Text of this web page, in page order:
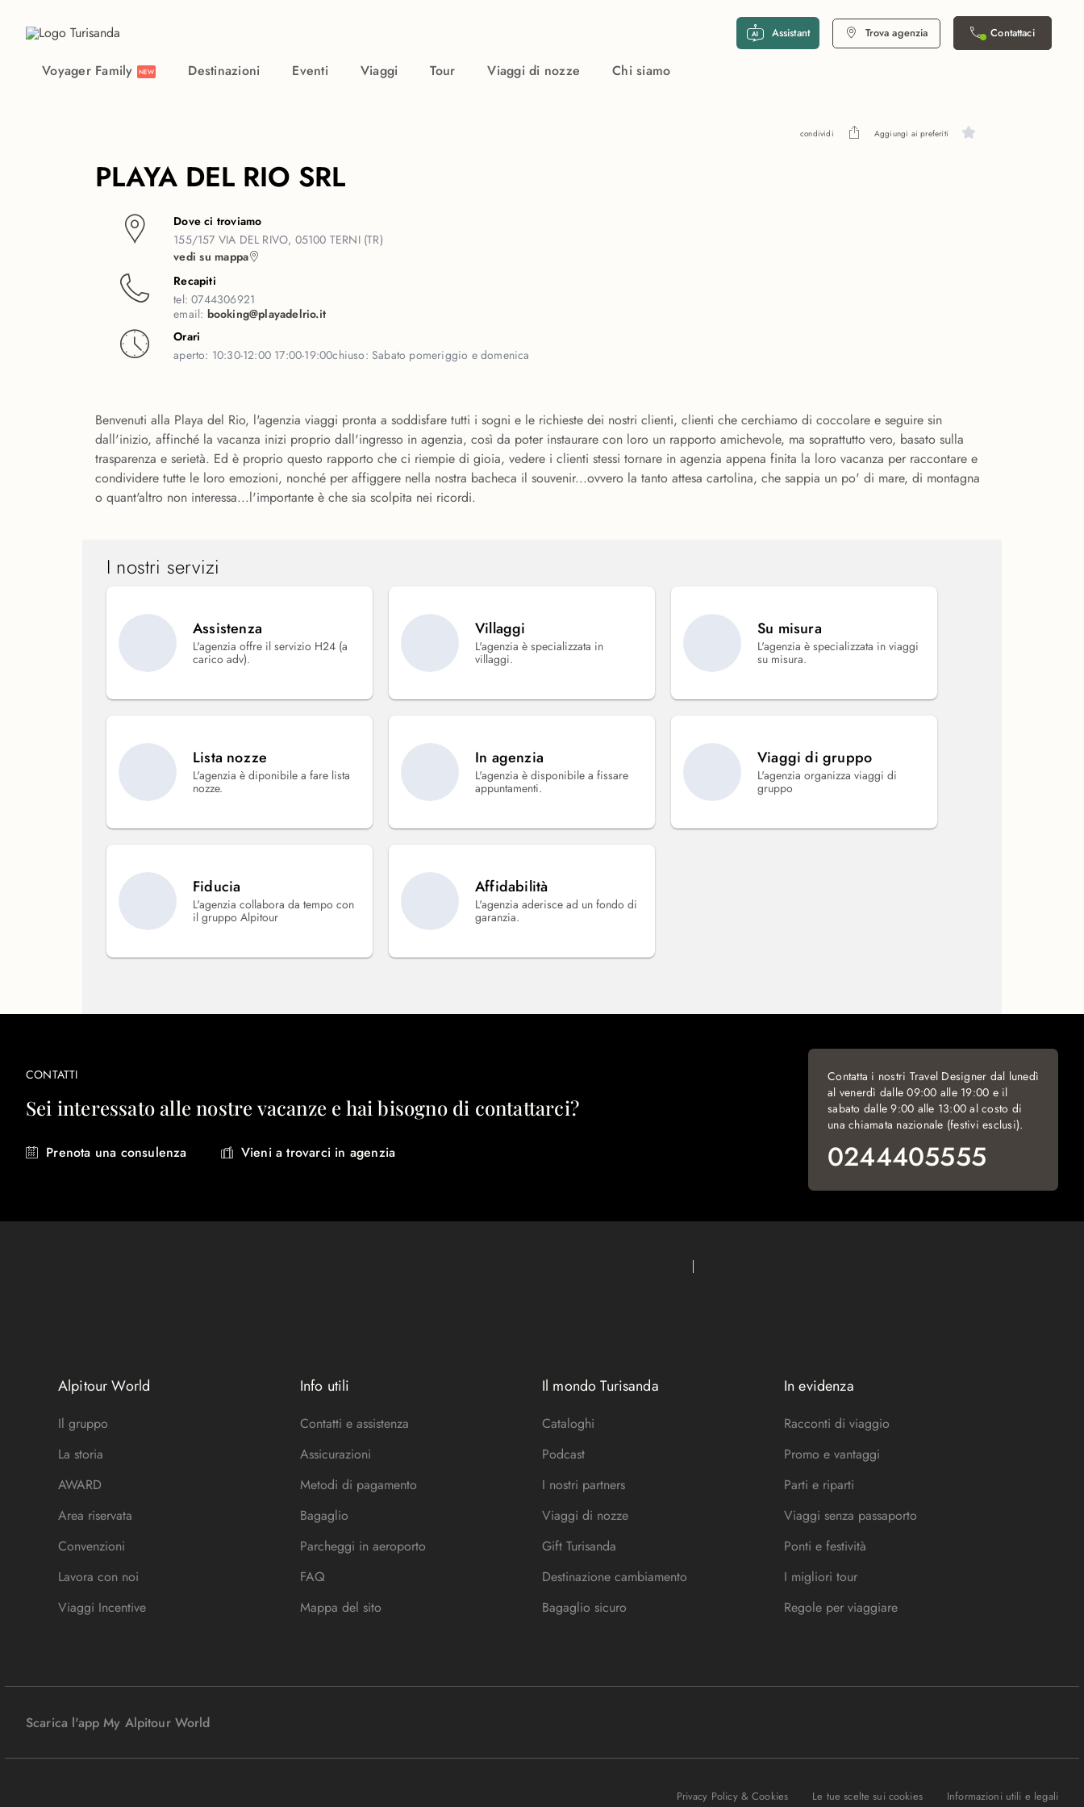
Assistant Trova agenzia Contattaci
Voyager Family NEW Destinazioni Eventi Viaggi Tour Viaggi di nozze Chi siamo
condividi Aggiungi ai preferiti
PLAYA DEL RIO SRL
Dove ci troviamo
155/157 VIA DEL RIVO, 05100 TERNI (TR)
vedi su mappa
Recapiti
tel:0744306921
email: booking@playadelrio.it
Orari
aperto: 10:30-12:00 17:00-19:00chiuso:Sabato pomeriggio e domenica
Benvenuti alla Playa del Rio, l'agenzia viaggi pronta a soddisfare tutti i sogni e le richieste dei nostri clienti, clienti che cerchiamo di coccolare e seguire sin
dall'inizio, affinché la vacanza inizi proprio dall'ingresso in agenzia, così da poter instaurare con loro un rapporto amichevole, ma soprattutto vero, basato sulla
trasparenza e serietà. Ed è proprio questo rapporto che ci riempie di gioia, vedere i clienti stessi tornare in agenzia appena finita la loro vacanza per raccontare e
condividere tutte le loro emozioni, nonché per affiggere nella nostra bacheca il souvenir...ovvero la tanto attesa cartolina, che sappia un po' di mare, di montagna
o quant'altro non interessa...l'importante è che sia scolpita nei ricordi.
I nostri servizi
Assistenza
L'agenzia offre il servizio H24 (a
carico adv).
Villaggi
L'agenzia è specializzata in
villaggi.
Su misura
L'agenzia è specializzata in viaggi
su misura.
Lista nozze
L'agenzia è diponibile a fare lista
nozze.
In agenzia
L'agenzia è disponibile a fissare
appuntamenti.
Viaggi di gruppo
L'agenzia organizza viaggi di
gruppo
Fiducia
L'agenzia collabora da tempo con
il gruppo Alpitour
Affidabilità
L'agenzia aderisce ad un fondo di
garanzia.
CONTATTI
Sei interessato alle nostre vacanze e hai bisogno di contattarci?
Prenota una consulenza Vieni a trovarci in agenzia
Contatta i nostri Travel Designer dal lunedì
al venerdì dalle 09:00 alle 19:00 e il
sabato dalle 9:00 alle 13:00 al costo di
una chiamata nazionale (festivi esclusi).
0244405555
Alpitour World
Il gruppo
La storia
AWARD
Area riservata
Convenzioni
Lavora con noi
Viaggi Incentive
Info utili
Contatti e assistenza
Assicurazioni
Metodi di pagamento
Bagaglio
Parcheggi in aeroporto
FAQ
Mappa del sito
Il mondo Turisanda
Cataloghi
Podcast
I nostri partners
Viaggi di nozze
Gift Turisanda
Destinazione cambiamento
Bagaglio sicuro
In evidenza
Racconti di viaggio
Promo e vantaggi
Parti e riparti
Viaggi senza passaporto
Ponti e festività
I migliori tour
Regole per viaggiare
Scarica l'app My Alpitour World
Privacy Policy & Cookies Le tue scelte sui cookies Informazioni utili e legali